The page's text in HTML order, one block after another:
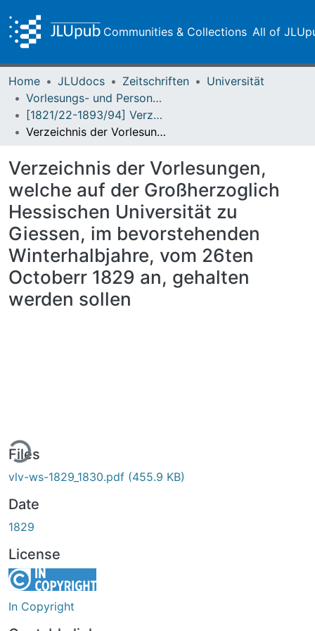
Communities & Collections All of
Home JLUdocs Zeitschriften
Universität
Vorlesungs- und Personalverzeichnis / Justus-Liebig-Universität Gießen
[1821/22-1893/94] Verzeichniß der Vorlesungen / Großherzoglich Hessische Universität zu Giessen
Verzeichnis der Vorlesungen, welche auf der Großherzoglich Hessischen Universität zu Giessen, im bevorstehenden Winterhalbjahre, vom 26ten Octoberr 1829 an, gehalten werden sollen
Verzeichnis der Vorlesungen,
welche auf der Großherzoglich
Hessischen Universität zu
Giessen, im bevorstehenden
Winterhalbjahre, vom 26ten
Octoberr 1829 an, gehalten
werden sollen
Files
vlv-ws-1829_1830.pdf (455.9 KB)
Date
1829
License
In Copyright